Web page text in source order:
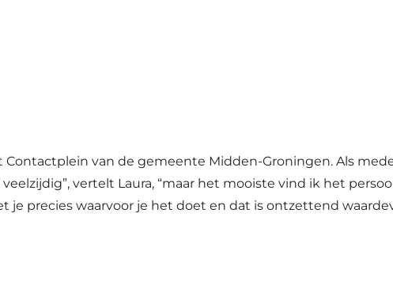
van de gemeente Midden-Groningen. Als
vertelt Laura, “maar het mooiste vind ik het
precies waarvoor je het doet en dat is ontzettend